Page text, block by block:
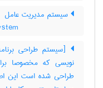
سیستم مدیریت عامل
[سیستم طراحی
نویسی که مخصوصا
طراحی شده است این